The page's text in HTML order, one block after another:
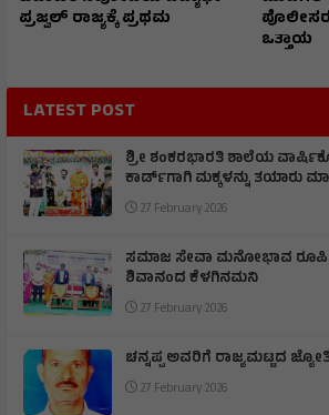
ಪ್ರಜ್ವಲ್ ರಾಜ್ಯಕ್ಕೆ ಪ್ರಥಮ
ಒತ್ತಾಯ
LATEST POST
ಶ್ರೀ ಶಂಕರಭಾರತಿ ಶಾಲೆಯ
ಕಾರ್ಡ್‌ಗಾಗಿ ಮಕ್ಕಳನ್ನು ತಯಾರು
27 February 2026
ಸಮಾಜ ಸೇವಾ ಮನೋಭಾವ
ಶಿವಾನಂದ ಕೆಳಗಿನಮನಿ
27 February 2026
ಚನ್ನಪ್ಪ ಅವರಿಗೆ ರಾಜ್ಯಮಟ್ಟದ
27 February 2026